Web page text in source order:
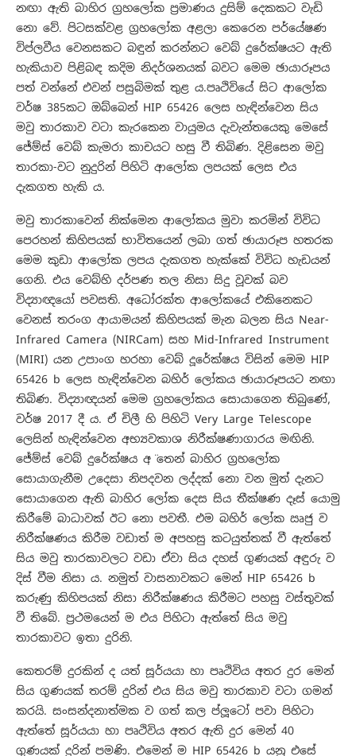
නඟා ඇති බාහිර ග්‍රහලෝක ප්‍රමාණය දුසිම් දෙකකට වැඩි
නො වේ. පිටසක්වළ ග්‍රහලෝක අළලා කෙරෙන පර්යේෂණ
විප්ලවීය වෙනසකට බඳුන් කරන්නට වෙබ් දුරේක්ෂයට ඇති
හැකියාව පිළිබඳ කදිම නිදර්ශනයක් බවට මෙම ඡායාරූපය
පත් වන්නේ එවන් පසුබිමක් තුළ ය.පෘථිවියේ සිට ආලෝක
වර්ෂ 385කට ඔබ්බෙන් HIP 65426 ලෙස හැඳින්වෙන සිය
මවු තාරකාව වටා කැරකෙන වායුමය දැවැන්තයෙකු මෙසේ
ජේම්ස් වෙබ් කැමරා කාචයට හසු වී තිබිණ. දිළිසෙන මවු
තාරකා-වට නුදුරින් පිහිටි ආලෝක ලපයක් ලෙස එය
දැකගත හැකි ය.
මවු තාරකාවෙන් නික්මෙන ආලෝකය මුවා කරමින් විවිධ
පෙරහන් කිහිපයක් භාවිතයෙන් ලබා ගත් ඡායාරූප හතරක
මෙම කුඩා ආලෝක ලපය දැකගත හැක්කේ විවිධ හැඩයන්
ගෙනි. එය වෙබ්හි දර්පණ තල නිසා සිදු වූවක් බව
විද්‍යාඥයෝ පවසති. අධෝරක්ත ආලෝකයේ එකිනෙකට
වෙනස් තරංග ආයාමයන් කිහිපයක් මැන බලන සිය Near-
Infrared Camera (NIRCam) සහ Mid-Infrared Instrument
(MIRI) යන උපාංග හරහා වෙබ් දූරේක්ෂය විසින් මෙම HIP
65426 b ලෙස හැඳින්වෙන බහිර් ලෝකය ඡායාරූපයට නඟා
තිබිණ. විද්‍යාඥයන් මෙම ග්‍රහලෝකය සොයාගෙන තිබුණේ,
වර්ෂ 2017 දී ය. ඒ චිලී හි පිහිටි Very Large Telescope
ලෙසින් හැඳින්වෙන අභ්‍යවකාශ නිරීක්ෂණාගාරය මඟිනි.
ජේම්ස් වෙබ් දුරේක්ෂය අ ̈තෙන් බාහිර ග්‍රහලෝක
සොයාගැනීම උදෙසා නිපදවන ලද්දක් නො වන මුත් දැනට
සොයාගෙන ඇති බාහිර ලෝක දෙස සිය තීක්ෂණ දෑස් යොමු
කිරීමේ බාධාවක් ඊට නො පවතී. එම බහිර් ලෝක ඍජු ව
නිරීක්ෂණය කිරීම වඩාත් ම අපහසු කටයුත්තක් වී ඇත්තේ
සිය මවු තාරකාවලට වඩා ඒවා සිය දහස් ගුණයක් අඳුරු ව
දිස් වීම නිසා ය. නමුත් වාසනාවකට මෙන් HIP 65426 b
කරුණු කිහිපයක් නිසා නිරීක්ෂණය කිරීමට පහසු වස්තුවක්
වී තිබේ. ප්‍රථමයෙන් ම එය පිහිටා ඇත්තේ සිය මවු
තාරකාවට ඉතා දුරිනි.
කෙතරම් දුරකින් ද යත් සූර්යයා හා පෘථිවිය අතර දුර මෙන්
සිය ගුණයක් තරම් දුරින් එය සිය මවු තාරකාව වටා ගමන්
කරයි. සංසන්දනාත්මක ව ගත් කල ප්ලූටෝ පවා පිහිටා
ඇත්තේ සූර්යයා හා පෘථිවිය අතර ඇති දුර මෙන් 40
ගුණයක් දුරින් පමණි. එමෙන් ම HIP 65426 b යනු එසේ